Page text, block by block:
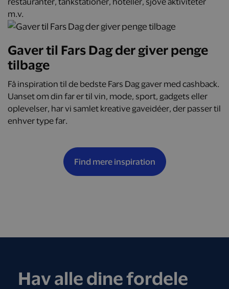
m.v.
Gaver til Fars Dag der giver penge
tilbage
Få inspiration til de bedste Fars Dag gaver med cashback.
Uanset om din far er til vin, mode, sport, gadgets eller
oplevelser, har vi samlet kreative gaveidéer, der passer til
enhver type far.
Find mere inspiration
Hav alle dine fordele